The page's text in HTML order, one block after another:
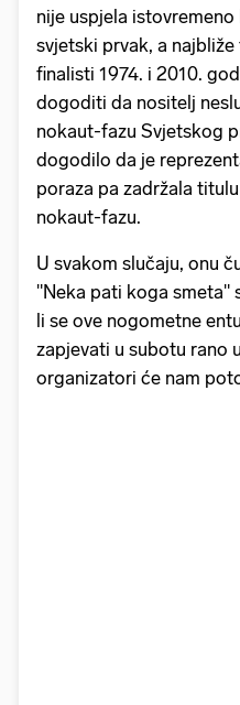
nije uspjela
svjetski prvak, a
finalisti 1974. i 2010.
dogoditi da nositelj
nokaut-fazu Svjetskog
dogodilo da je
poraza pa zadržala
nokaut-fazu.
U svakom slučaju, onu
"Neka pati koga smeta"
li se ove nogometne
zapjevati u subotu rano
organizatori će nam